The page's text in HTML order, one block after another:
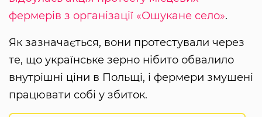
фермерів з організації «Ошукане село».
Як зазначається, вони протестували через
те, що українське зерно нібито обвалило
внутрішні ціни в Польщі, і фермери змушені
працювати собі у збиток.